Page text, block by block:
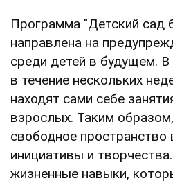
Программа "Детский сад
направлена на
среди детей в будущем.
в течение нескольких
находят сами себе
взрослых. Таким
свободное пространство
инициативы и
жизненные навыки,